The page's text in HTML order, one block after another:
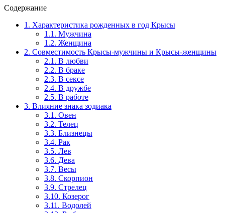
Содержание
1. Характеристика рожденных в год Крысы
1.1. Мужчина
1.2. Женщина
2. Совместимость Крысы-мужчины и Крысы-женщины
2.1. В любви
2.2. В браке
2.3. В сексе
2.4. В дружбе
2.5. В работе
3. Влияние знака зодиака
3.1. Овен
3.2. Телец
3.3. Близнецы
3.4. Рак
3.5. Лев
3.6. Дева
3.7. Весы
3.8. Скорпион
3.9. Стрелец
3.10. Козерог
3.11. Водолей